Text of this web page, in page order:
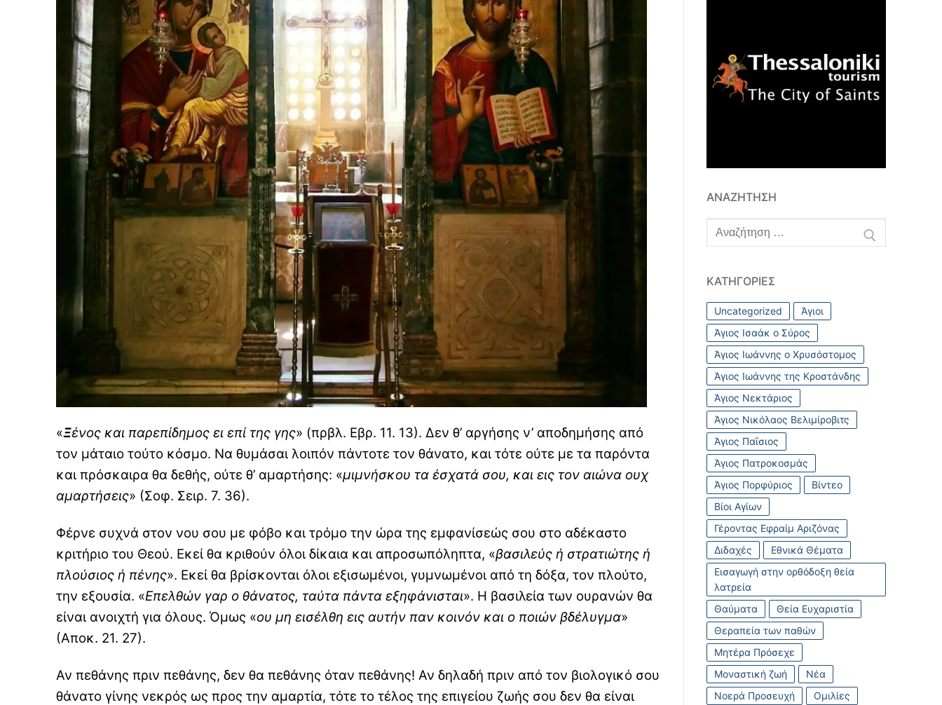
«Ξένος και παρεπίδημος ει επί της γης» (πρβλ. Εβρ. 11. 13). Δεν θ’ αργήσης ν’ αποδημήσης από
τον μάταιο τούτο κόσμο. Να θυμάσαι λοιπόν πάντοτε τον θάνατο, και τότε ούτε με τα παρόντα
και πρόσκαιρα θα δεθής, ούτε θ’ αμαρτήσης: «μιμνήσκου τα έσχατά σου, και εις τον αιώνα ουχ
αμαρτήσεις» (Σοφ. Σειρ. 7. 36).
Φέρνε συχνά στον νου σου με φόβο και τρόμο την ώρα της εμφανίσεώς σου στο αδέκαστο
κριτήριο του Θεού. Εκεί θα κριθούν όλοι δίκαια και απροσωπόληπτα, «βασιλεύς ή στρατιώτης ή
πλούσιος ή πένης». Εκεί θα βρίσκονται όλοι εξισωμένοι, γυμνωμένοι από τη δόξα, τον πλούτο,
την εξουσία. «Επελθών γαρ ο θάνατος, ταύτα πάντα εξηφάνισται». Η βασιλεία των ουρανών θα
είναι ανοιχτή για όλους. Όμως «ου μη εισέλθη εις αυτήν παν κοινόν και ο ποιών βδέλυγμα»
(Αποκ. 21. 27).
Αν πεθάνης πριν πεθάνης, δεν θα πεθάνης όταν πεθάνης! Αν δηλαδή πριν από τον βιολογικό σου
θάνατο γίνης νεκρός ως προς την αμαρτία, τότε το τέλος της επιγείου ζωής σου δεν θα είναι
ΑΝΑΖΉΤΗΣΗ
Αναζήτηση
για:
ΚΑΤΗΓΟΡΊΕΣ
Uncategorized
Άγιοι
Άγιος Ισαάκ ο Σύρος
Άγιος Ιωάννης ο Χρυσόστομος
Άγιος Ιωάννης της Κροστάνδης
Άγιος Νεκτάριος
Άγιος Νικόλαος Βελιμίροβιτς
Άγιος Παΐσιος
Άγιος Πατροκοσμάς
Άγιος Πορφύριος
Βίντεο
Βίοι Αγίων
Γέροντας Εφραίμ Αριζόνας
Διδαχές
Εθνικά Θέματα
Εισαγωγή στην ορθόδοξη θεία
λατρεία
Θαύματα
Θεία Ευχαριστία
Θεραπεία των παθών
Μητέρα Πρόσεχε
Μοναστική ζωή
Νέα
Νοερά Προσευχή
Ομιλίες